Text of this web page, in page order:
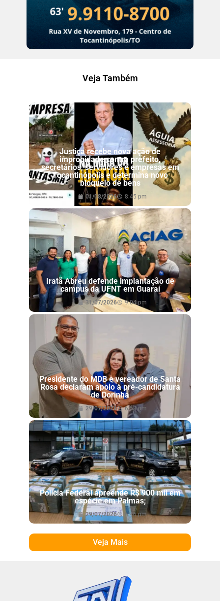
Veja Também
Justiça recebe nova ação de
improbidade contra prefeito,
secretários, servidores e empresas em
Tocantinópolis e determina novo
bloqueio de bens
01/08/2026 8:45 pm
Iratã Abreu defende implantação de
campus da UFNT em Guaraí
31/07/2026 9:04 pm
Presidente do MDB e vereador de Santa
Rosa declaram apoio à pré-candidatura
de Dorinha
29/07/2026 6:53 pm
Polícia Federal apreende R$ 900 mil em
espécie em Palmas;
29/07/2026 6:46 pm
Veja Mais